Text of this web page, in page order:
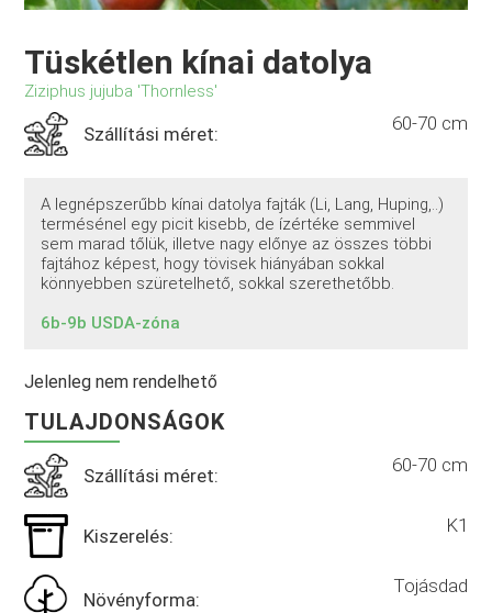
Tüskétlen kínai datolya
Ziziphus jujuba 'Thornless'
Szállítási méret: 60-70 cm
A legnépszerűbb kínai datolya fajták (Li, Lang, Huping,..)
termésénel egy picit kisebb, de ízértéke semmivel
sem marad tőlük, illetve nagy előnye az összes többi
fajtához képest, hogy tövisek hiányában sokkal
könnyebben szüretelhető, sokkal szerethetőbb.
6b-9b USDA-zóna
Jelenleg nem rendelhető
TULAJDONSÁGOK
Szállítási méret: 60-70 cm
Kiszerelés: K1
Növényforma:
Tojásdad